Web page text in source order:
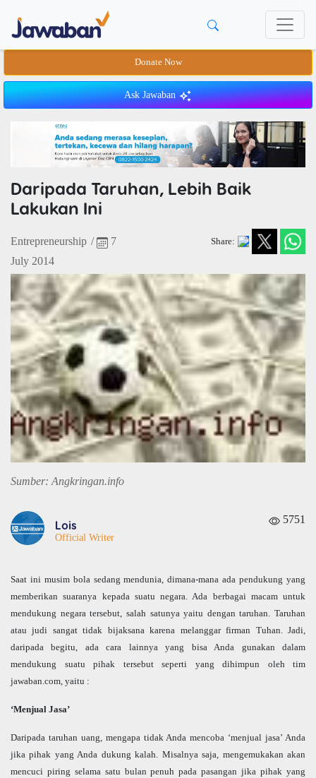
Donate Now
Ask Jawaban
Daripada Taruhan, Lebih Baik
Lakukan Ini
Entrepreneurship /
7
July 2014
Share:
Sumber: Angkringan.info
Lois
Official Writer
5751
Saat ini musim bola sedang mendunia, dimana-mana ada pendukung yang
memberikan suaranya kepada suatu negara. Ada berbagai macam untuk
mendukung negara tersebut, salah satunya yaitu dengan taruhan. Taruhan
atau judi sangat tidak bijaksana karena melanggar firman Tuhan. Jadi,
daripada begitu, ada cara lainnya yang bisa Anda gunakan dalam
mendukung suatu pihak tersebut seperti yang dihimpun oleh tim
jawaban.com, yaitu :
‘Menjual Jasa’
Daripada taruhan uang, mengapa tidak Anda mencoba ‘menjual jasa’ Anda
jika pihak yang Anda dukung kalah. Misalnya saja, mengemukakan akan
mencuci piring selama satu bulan penuh pada pasangan jika pihak yang